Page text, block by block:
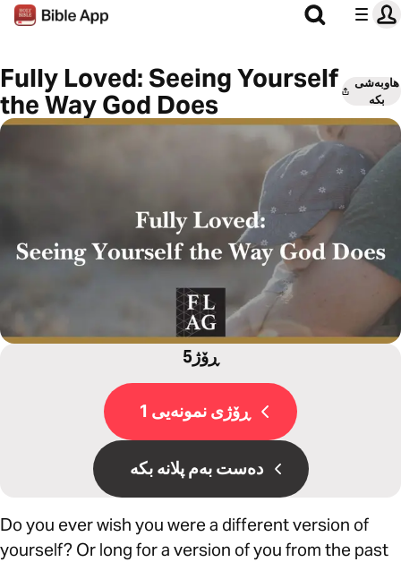
Fully Loved: Seeing Yourself
the Way God Does
هاوبەشی
بکە
5ڕۆژ
ڕۆژی نمونەیی 1
دەست بەم پلانە بکە
Do you ever wish you were a different version of
yourself? Or long for a version of you from the past